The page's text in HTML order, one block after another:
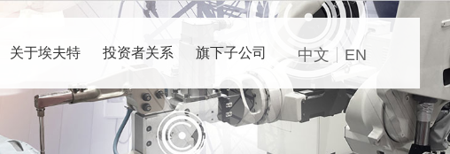
中文 EN
关于埃夫特 投资者关系 旗下子公司